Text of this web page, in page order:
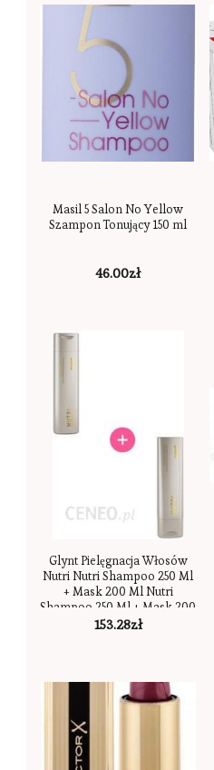
Masil 5 Salon No Yellow
Szampon Tonujący 150 ml
46.00zł
Glynt Pielęgnacja Włosów
Nutri Nutri Shampoo 250 Ml
+ Mask 200 Ml Nutri
Shampoo 250 Ml + Mask 200
Ml zestaw 1 Stk.
153.28zł